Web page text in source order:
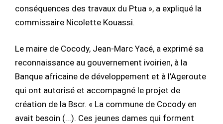
conséquences des travaux du Ptua », a expliqué la
commissaire Nicolette Kouassi.
Le maire de Cocody, Jean-Marc Yacé, a exprimé sa
reconnaissance au gouvernement ivoirien, à la
Banque africaine de développement et à l’Ageroute
qui ont autorisé et accompagné le projet de
création de la Bscr. « La commune de Cocody en
avait besoin (...). Ces jeunes dames qui forment